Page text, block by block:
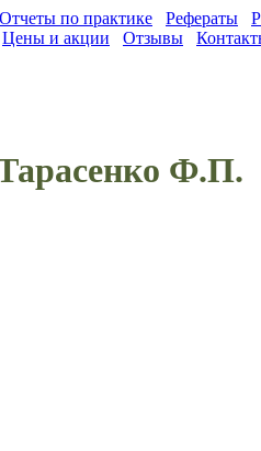
Отчеты по практике Рефераты
Цены и акции Отзывы
Ф.П.